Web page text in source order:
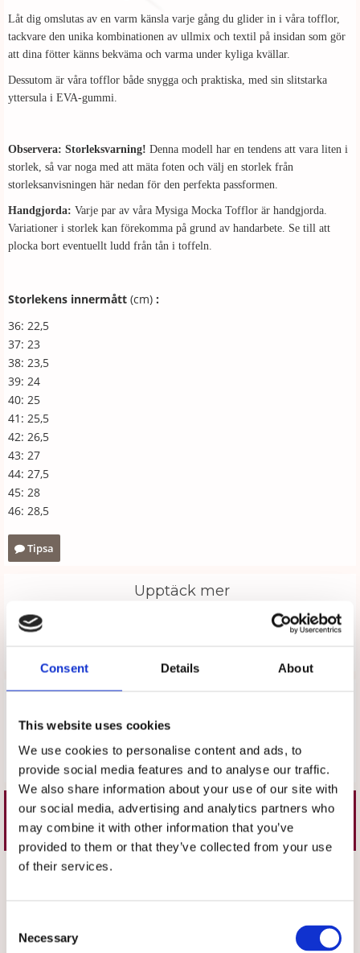
Consent Details About
This website uses cookies
We use cookies to personalise content and ads, to
provide social media features and to analyse our traffic.
We also share information about your use of our site with
our social media, advertising and analytics partners who
may combine it with other information that you’ve
provided to them or that they’ve collected from your use
of their services.
Selection
Necessary
Låt dig omslutas av en varm känsla varje gång du glider in i våra tofflor,
tackvare den unika kombinationen av ullmix och textil på insidan som gör
att dina fötter känns bekväma och varma under kyliga kvällar.
Dessutom är våra tofflor både snygga och praktiska, med sin slitstarka
yttersula i EVA-gummi.
Observera: Storleksvarning! Denna modell har en tendens att vara liten i
storlek, så var noga med att mäta foten och välj en storlek från
storleksanvisningen här nedan för den perfekta passformen.
Handgjorda: Varje par av våra Mysiga Mocka Tofflor är handgjorda.
Variationer i storlek kan förekomma på grund av handarbete. Se till att
plocka bort eventuellt ludd från tån i toffeln.
Storlekens innermått (cm) :
36: 22,5
37: 23
38: 23,5
39: 24
40: 25
41: 25,5
42: 26,5
43: 27
44: 27,5
45: 28
46: 28,5
Tipsa
Upptäck mer
Arbetsskor
Produkten har inga recensioner
Liknande produkter